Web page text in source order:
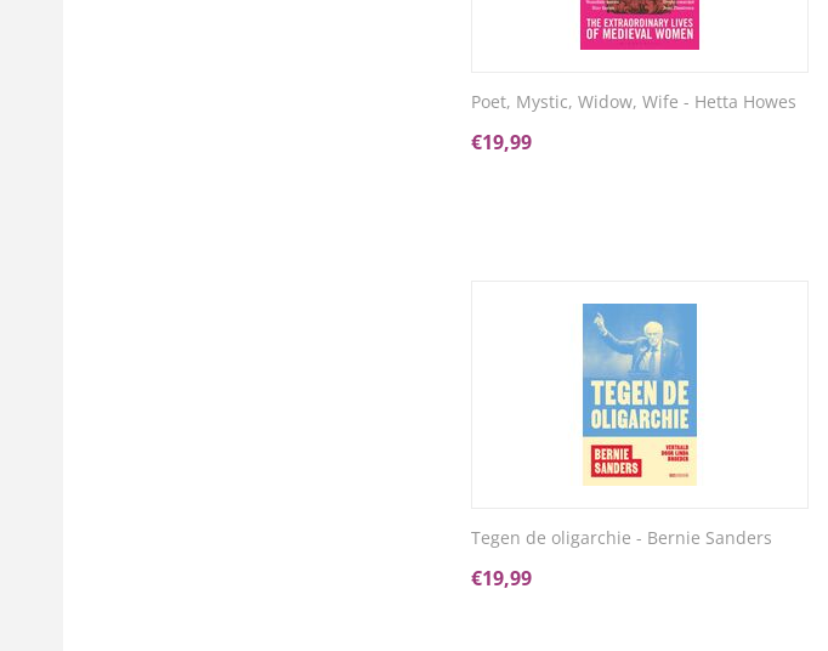
Poet, Mystic, Widow, Wife - Hetta Howes
€19,99
Tegen de oligarchie - Bernie Sanders
€19,99